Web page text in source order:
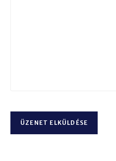
ÜZENET ELKÜLDÉSE